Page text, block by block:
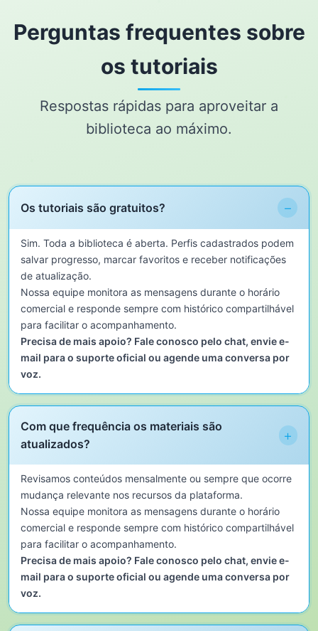
Perguntas frequentes sobre
os tutoriais
Respostas rápidas para aproveitar a
biblioteca ao máximo.
Os tutoriais são gratuitos? −
Sim. Toda a biblioteca é aberta. Perfis cadastrados podem
salvar progresso, marcar favoritos e receber notificações
de atualização.
Nossa equipe monitora as mensagens durante o horário
comercial e responde sempre com histórico compartilhável
para facilitar o acompanhamento.
Precisa de mais apoio? Fale conosco pelo chat, envie e-
mail para o suporte oficial ou agende uma conversa por
voz.
Com que frequência os materiais são
atualizados?
+
Revisamos conteúdos mensalmente ou sempre que ocorre
mudança relevante nos recursos da plataforma.
Nossa equipe monitora as mensagens durante o horário
comercial e responde sempre com histórico compartilhável
para facilitar o acompanhamento.
Precisa de mais apoio? Fale conosco pelo chat, envie e-
mail para o suporte oficial ou agende uma conversa por
voz.